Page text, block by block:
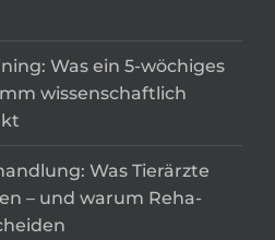
Was ein 5-wöchiges
wissenschaftlich
Was Tierärzte
– und warum Reha-